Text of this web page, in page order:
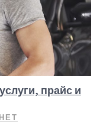
прайс и